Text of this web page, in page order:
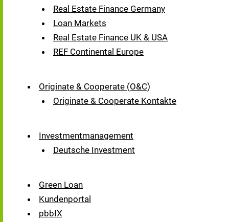
Real Estate Finance Germany
Loan Markets
Real Estate Finance UK & USA
REF Continental Europe
Originate & Cooperate (O&C)
Originate & Cooperate Kontakte
Investmentmanagement
Deutsche Investment
Green Loan
Kundenportal
pbbIX